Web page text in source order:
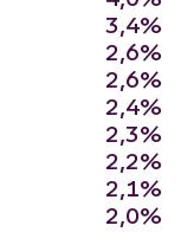
3,4%
2,6%
2,6%
2,4%
2,3%
2,2%
2,1%
2,0%